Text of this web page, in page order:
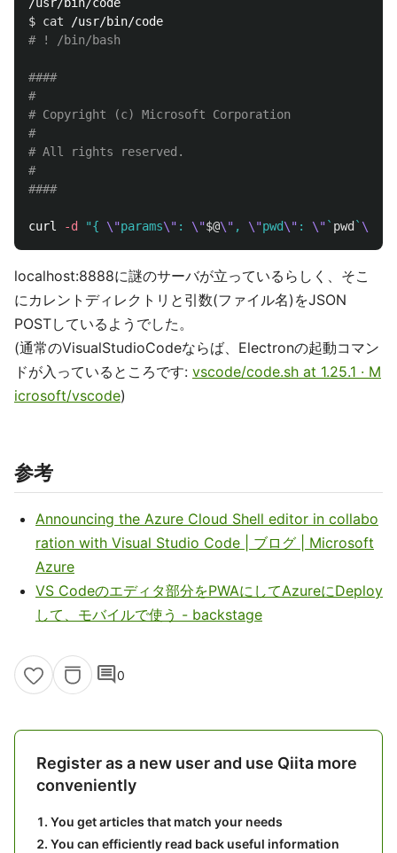
$ cat
# ! /bin/bash
####
#
# Copyright (c) Microsoft Corporation
#
# All rights reserved.
#
####
curl -d "{ \"params\" : \"$@\" , \"pwd\" : \" ` pwd ` \"
localhost:8888に謎のサーバが立っているらしく、そこ
にカレントディレクトリと引数(ファイル名)をJSON
POSTしているようでした。
(通常のVisualStudioCodeならば、Electronの起動コマン
ドが入っているところです: vscode/code.sh at 1.25.1 · M
icrosoft/vscode)
参考
Announcing the Azure Cloud Shell editor in collabo
ration with Visual Studio Code | ブログ | Microsoft
Azure
VS Codeのエディタ部分をPWAにしてAzureにDeploy
して、モバイルで使う - backstage
comment0
Register as a new user and use Qiita more
conveniently
You get articles that match your needs
You can efficiently read back useful information